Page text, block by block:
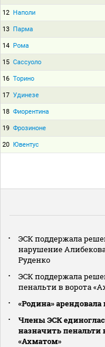
12 Наполи
13 Парма
14 Рома
15 Сассуоло
16 Торино
17 Удинезе
18 Фиорентина
19 Фрозиноне
20 Ювентус
ЭСК поддержала
нарушение
Руденко
ЭСК поддержала
пенальти в ворота
«Родина»
Члены ЭСК
назначить пенальти
«Ахматом»